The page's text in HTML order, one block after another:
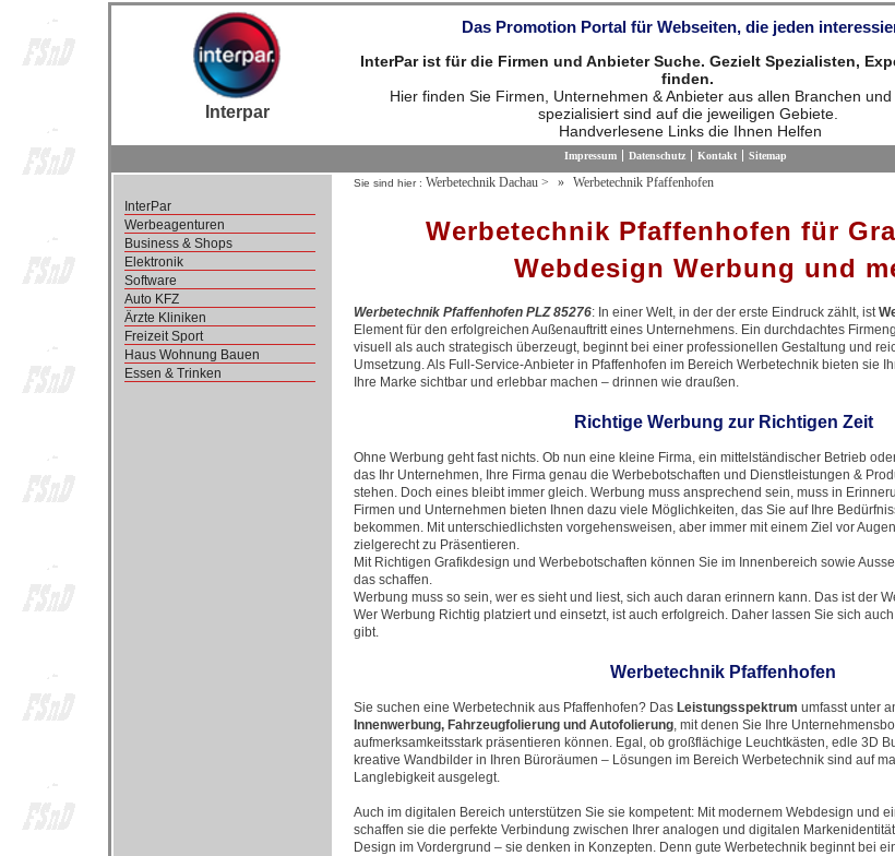
Interpar
Das Promotion Portal für Webseiten, die jeden
InterPar ist für die Firmen und Anbieter Suche. Gezielt Spezialisten,
finden.
Hier finden Sie Firmen, Unternehmen & Anbieter aus allen Branchen
spezialisiert sind auf die jeweiligen Gebiete.
Handverlesene Links die Ihnen Helfen
Impressum Datenschutz Kontakt Sitemap
InterPar
Werbeagenturen
Business & Shops
Elektronik
Software
Auto KFZ
Ärzte Kliniken
Freizeit Sport
Haus Wohnung Bauen
Essen & Trinken
Sie sind hier : Werbetechnik Dachau > Werbetechnik Pfaffenhofen
Werbetechnik Pfaffenhofen für
Webdesign Werbung und
Werbetechnik Pfaffenhofen PLZ 85276: In einer Welt, in der der erste Eindruck zählt, ist
Element für den erfolgreichen Außenauftritt eines Unternehmens. Ein durchdachtes
visuell als auch strategisch überzeugt, beginnt bei einer professionellen Gestaltung und
Umsetzung. Als Full-Service-Anbieter in Pfaffenhofen im Bereich Werbetechnik bieten sie
Ihre Marke sichtbar und erlebbar machen – drinnen wie draußen.
Richtige Werbung zur Richtigen Zeit
Ohne Werbung geht fast nichts. Ob nun eine kleine Firma, ein mittelständischer Betrieb
das Ihr Unternehmen, Ihre Firma genau die Werbebotschaften und Dienstleistungen &
stehen. Doch eines bleibt immer gleich. Werbung muss ansprechend sein, muss in
Firmen und Unternehmen bieten Ihnen dazu viele Möglichkeiten, das Sie auf Ihre
bekommen. Mit unterschiedlichsten vorgehensweisen, aber immer mit einem Ziel vor
zielgerecht zu Präsentieren.
Mit Richtigen Grafikdesign und Werbebotschaften können Sie im Innenbereich sowie
das schaffen.
Werbung muss so sein, wer es sieht und liest, sich auch daran erinnern kann. Das ist der
Wer Werbung Richtig platziert und einsetzt, ist auch erfolgreich. Daher lassen Sie sich
gibt.
Werbetechnik Pfaffenhofen
Sie suchen eine Werbetechnik aus Pfaffenhofen? Das Leistungsspektrum umfasst unter
Innenwerbung, Fahrzeugfolierung und Autofolierung, mit denen Sie Ihre
aufmerksamkeitsstark präsentieren können. Egal, ob großflächige Leuchtkästen, edle 3D
kreative Wandbilder in Ihren Büroräumen – Lösungen im Bereich Werbetechnik sind auf
Langlebigkeit ausgelegt.
Auch im digitalen Bereich unterstützen Sie sie kompetent: Mit modernem Webdesign und
schaffen sie die perfekte Verbindung zwischen Ihrer analogen und digitalen
Design im Vordergrund – sie denken in Konzepten. Denn gute Werbetechnik beginnt bei